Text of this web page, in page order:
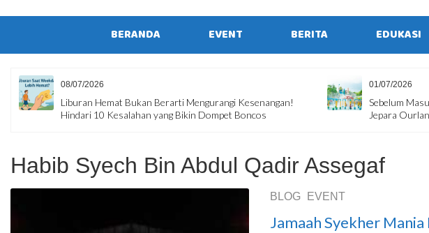
BERANDA EVENT BERITA EDUKASI
08/07/2026
Liburan Hemat Bukan Berarti Mengurangi Kesenangan!
Hindari 10 Kesalahan yang Bikin Dompet Boncos
01/07/2026
Sebelum
Jepara
Habib Syech Bin Abdul Qadir Assegaf
BLOG EVENT
Jamaah Syekher